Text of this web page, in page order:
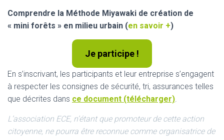
Comprendre la Méthode Miyawaki de création de
« mini forêts » en milieu urbain (en savoir +)
Je participe !
En s’inscrivant, les participants et leur entreprise s’engagent
à respecter les consignes de sécurité, tri, assurances telles
que décrites dans ce document (télécharger).
L’association ECE, n’étant que promoteur de cette action
citoyenne, ne pourra être reconnue comme organisatrice de